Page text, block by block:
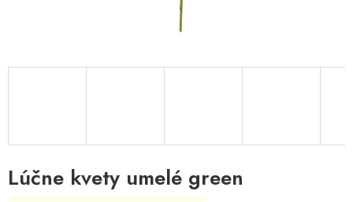
Lúčne kvety umelé green